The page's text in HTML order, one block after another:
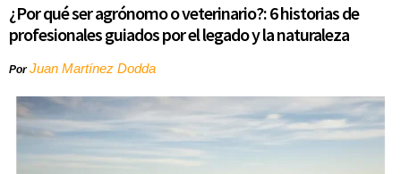
¿Por qué ser agrónomo o veterinario?: 6 historias de
profesionales guiados por el legado y la naturaleza
PorJuan Martínez Dodda